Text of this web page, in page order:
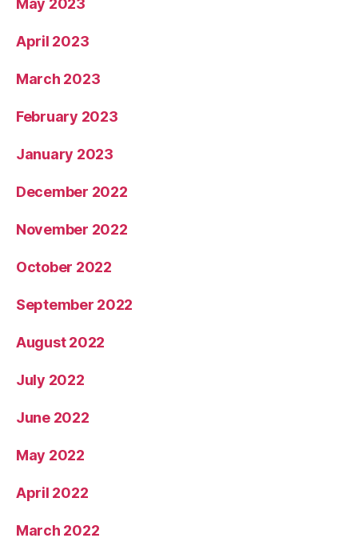
May 2023
April 2023
March 2023
February 2023
January 2023
December 2022
November 2022
October 2022
September 2022
August 2022
July 2022
June 2022
May 2022
April 2022
March 2022